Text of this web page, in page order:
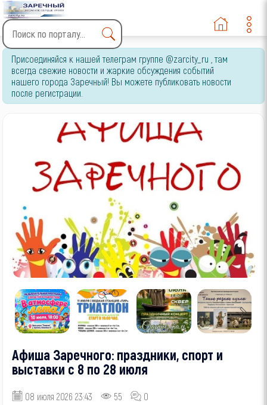
Type 2 or more characters
for results.
Присоединяйся к нашей телеграм группе @zarcity_ru , там
всегда свежие новости и жаркие обсуждения событий
нашего города Заречный! Вы можете публиковать новости
после регистрации.
Афиша Заречного: праздники, спорт и
выставки с 8 по 28 июля
08 июля 2026 23:43 55
0